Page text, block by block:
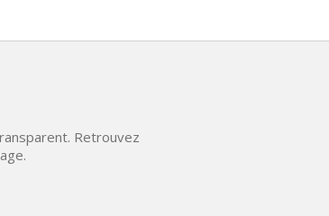
Retrouvez